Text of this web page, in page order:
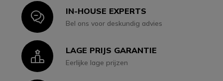
IconIN-HOUSE EXPERTS
Bel ons voor deskundig advies
IconLAGE PRIJS GARANTIE
Eerlijke lage prijzen